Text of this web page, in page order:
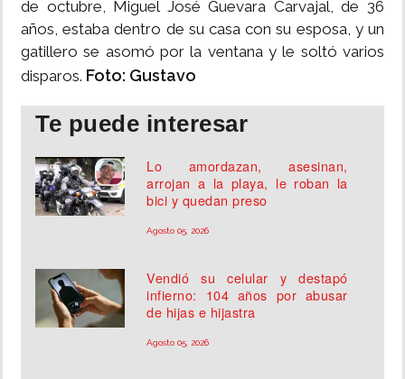
de octubre, Miguel José Guevara Carvajal, de 36
años, estaba dentro de su casa con su esposa, y un
gatillero se asomó por la ventana y le soltó varios
disparos. Foto: Gustavo
Te puede interesar
Lo amordazan, asesinan,
arrojan a la playa, le roban la
bici y quedan preso
Agosto 05, 2026
Vendió su celular y destapó
infierno: 104 años por abusar
de hijas e hijastra
Agosto 05, 2026